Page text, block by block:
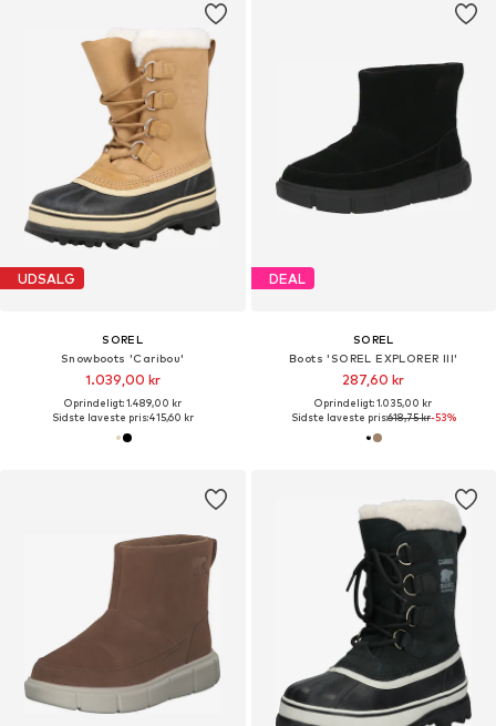
UDSALG
SOREL
Snowboots 'Caribou'
1.039,00 kr
Oprindeligt: 1.489,00 kr
Sidste laveste pris:415,60 kr
DEAL
SOREL
Boots 'SOREL EXPLORER III'
287,60 kr
Oprindeligt: 1.035,00 kr
Sidste laveste pris:618,75 kr-53%